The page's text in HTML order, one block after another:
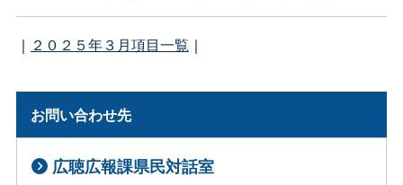
｜ ２０２５年３月項目一覧 ｜
お問い合わせ先
広聴広報課県民対話室